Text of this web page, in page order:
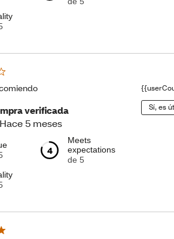
verificada
5 meses
4
Meets
expectations
de 5
Sí, es